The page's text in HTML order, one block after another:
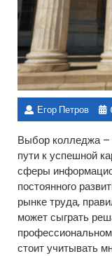
Егор Петров
Выбор колледжа –
пути к успешной
сферы
постоянного
рынке труда,
может сыграть
стоит учитывать